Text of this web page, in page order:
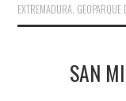
EXTREMADURA,
SAN